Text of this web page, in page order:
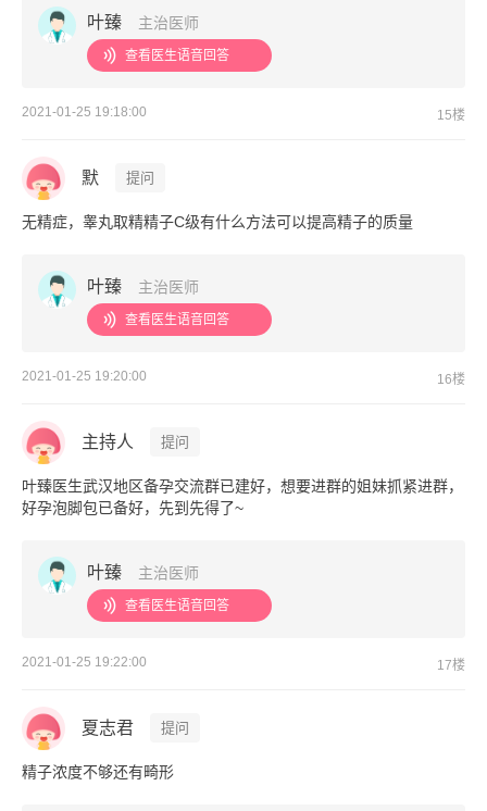
叶臻 主治医师
查看医生语音回答
2021-01-25 19:18:00 15楼
默 提问
无精症，睾丸取精精子C级有什么方法可以提高精子的质量
叶臻 主治医师
查看医生语音回答
2021-01-25 19:20:00 16楼
主持人 提问
叶臻医生武汉地区备孕交流群已建好，想要进群的姐妹抓紧进群，
好孕泡脚包已备好，先到先得了~
叶臻 主治医师
查看医生语音回答
2021-01-25 19:22:00 17楼
夏志君 提问
精子浓度不够还有畸形